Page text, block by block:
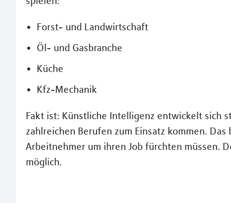
Forst- und Landwirtschaft
Öl- und Gasbranche
Küche
Kfz-Mechanik
Fakt ist: Künstliche Intelligenz entwickelt sich
zahlreichen Berufen zum Einsatz kommen.
Arbeitnehmer um ihren Job fürchten müssen.
möglich.